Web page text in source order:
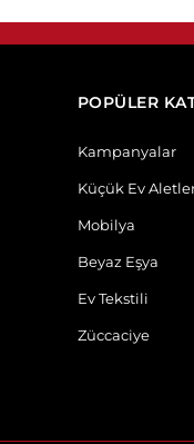
POPÜLER
Kampanyalar
Küçük Ev
Mobilya
Beyaz Eşya
Ev Tekstili
Züccaciye